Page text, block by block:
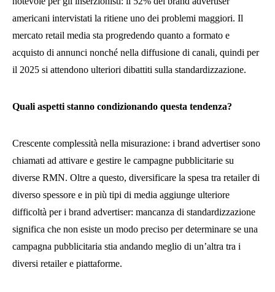
americani intervistati la ritiene uno dei problemi maggiori. Il
mercato retail media sta progredendo quanto a formato e
acquisto di annunci nonché nella diffusione di canali, quindi per
il 2025 si attendono ulteriori dibattiti sulla standardizzazione.
Quali aspetti stanno condizionando questa tendenza?
Crescente complessità nella misurazione: i brand advertiser sono
chiamati ad attivare e gestire le campagne pubblicitarie su
diverse RMN. Oltre a questo, diversificare la spesa tra retailer di
diverso spessore e in più tipi di media aggiunge ulteriore
difficoltà per i brand advertiser: mancanza di standardizzazione
significa che non esiste un modo preciso per determinare se una
campagna pubblicitaria stia andando meglio di un’altra tra i
diversi retailer e piattaforme.